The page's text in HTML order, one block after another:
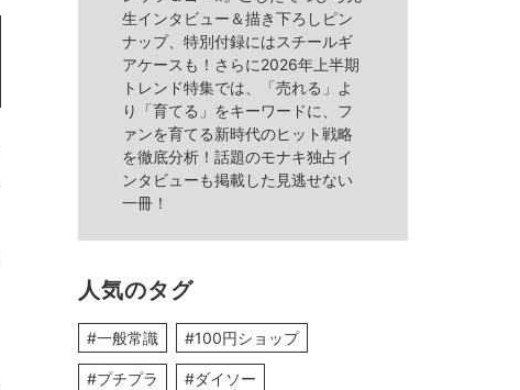
生インタビュー＆描き下ろしピン
ナップ、特別付録にはスチールギ
アケースも！さらに2026年上半期
トレンド特集では、「売れる」よ
り「育てる」をキーワードに、フ
ァンを育てる新時代のヒット戦略
を徹底分析！話題のモナキ独占イ
ンタビューも掲載した見逃せない
一冊！
人気のタグ
#一般常識 #100円ショップ
#プチプラ #ダイソー